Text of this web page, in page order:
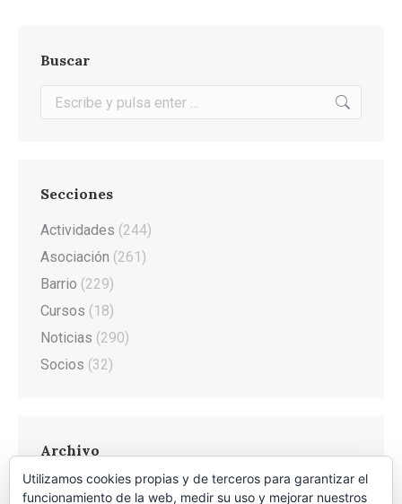
Buscar
Buscar:
Secciones
Actividades (244)
Asociación (261)
Barrio (229)
Cursos (18)
Noticias (290)
Socios (32)
Archivo
Archivo
Utilizamos cookies propias y de terceros para garantizar el
funcionamiento de la web, medir su uso y mejorar nuestros